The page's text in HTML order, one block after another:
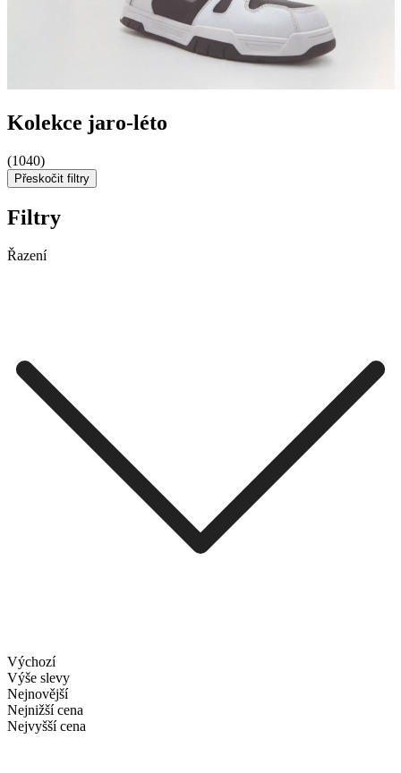
Kolekce jaro-léto
(1040)
Přeskočit filtry
Filtry
Řazení
Výchozí
Výše slevy
Nejnovější
Nejnižší cena
Nejvyšší cena